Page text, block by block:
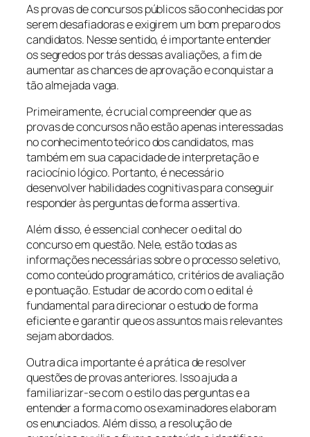
As provas de concursos públicos são conhecidas por
serem desafiadoras e exigirem um bom preparo dos
candidatos. Nesse sentido, é importante entender
os segredos por trás dessas avaliações, a fim de
aumentar as chances de aprovação e conquistar a
tão almejada vaga.
Primeiramente, é crucial compreender que as
provas de concursos não estão apenas interessadas
no conhecimento teórico dos candidatos, mas
também em sua capacidade de interpretação e
raciocínio lógico. Portanto, é necessário
desenvolver habilidades cognitivas para conseguir
responder às perguntas de forma assertiva.
Além disso, é essencial conhecer o edital do
concurso em questão. Nele, estão todas as
informações necessárias sobre o processo seletivo,
como conteúdo programático, critérios de avaliação
e pontuação. Estudar de acordo com o edital é
fundamental para direcionar o estudo de forma
eficiente e garantir que os assuntos mais relevantes
sejam abordados.
Outra dica importante é a prática de resolver
questões de provas anteriores. Isso ajuda a
familiarizar-se com o estilo das perguntas e a
entender a forma como os examinadores elaboram
os enunciados. Além disso, a resolução de